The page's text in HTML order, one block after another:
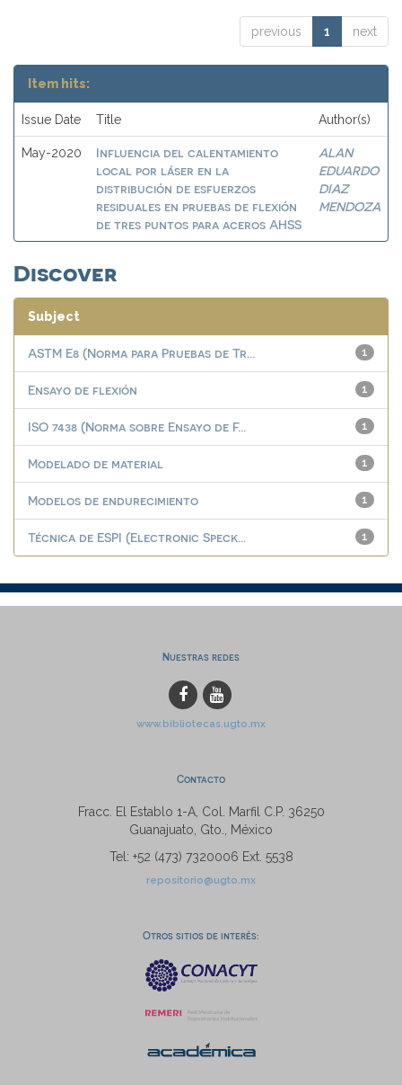
previous 1 next
Item hits:
Issue Date Title Author(s)
May-2020
Influencia del calentamiento
local por láser en la
distribución de esfuerzos
residuales en pruebas de flexión
de tres puntos para aceros AHSS
ALAN
EDUARDO
DIAZ
MENDOZA
Discover
Subject
1
ASTM E8 (Norma para Pruebas de Tr...
1
Ensayo de flexión
1
ISO 7438 (Norma sobre Ensayo de F...
1
Modelado de material
1
Modelos de endurecimiento
1
Técnica de ESPI (Electronic Speck...
Nuestras redes
www.bibliotecas.ugto.mx
Contacto
Fracc. El Establo 1-A, Col. Marfil C.P. 36250
Guanajuato, Gto., México
Tel: +52 (473) 7320006 Ext. 5538
repositorio@ugto.mx
Otros sitios de interés: